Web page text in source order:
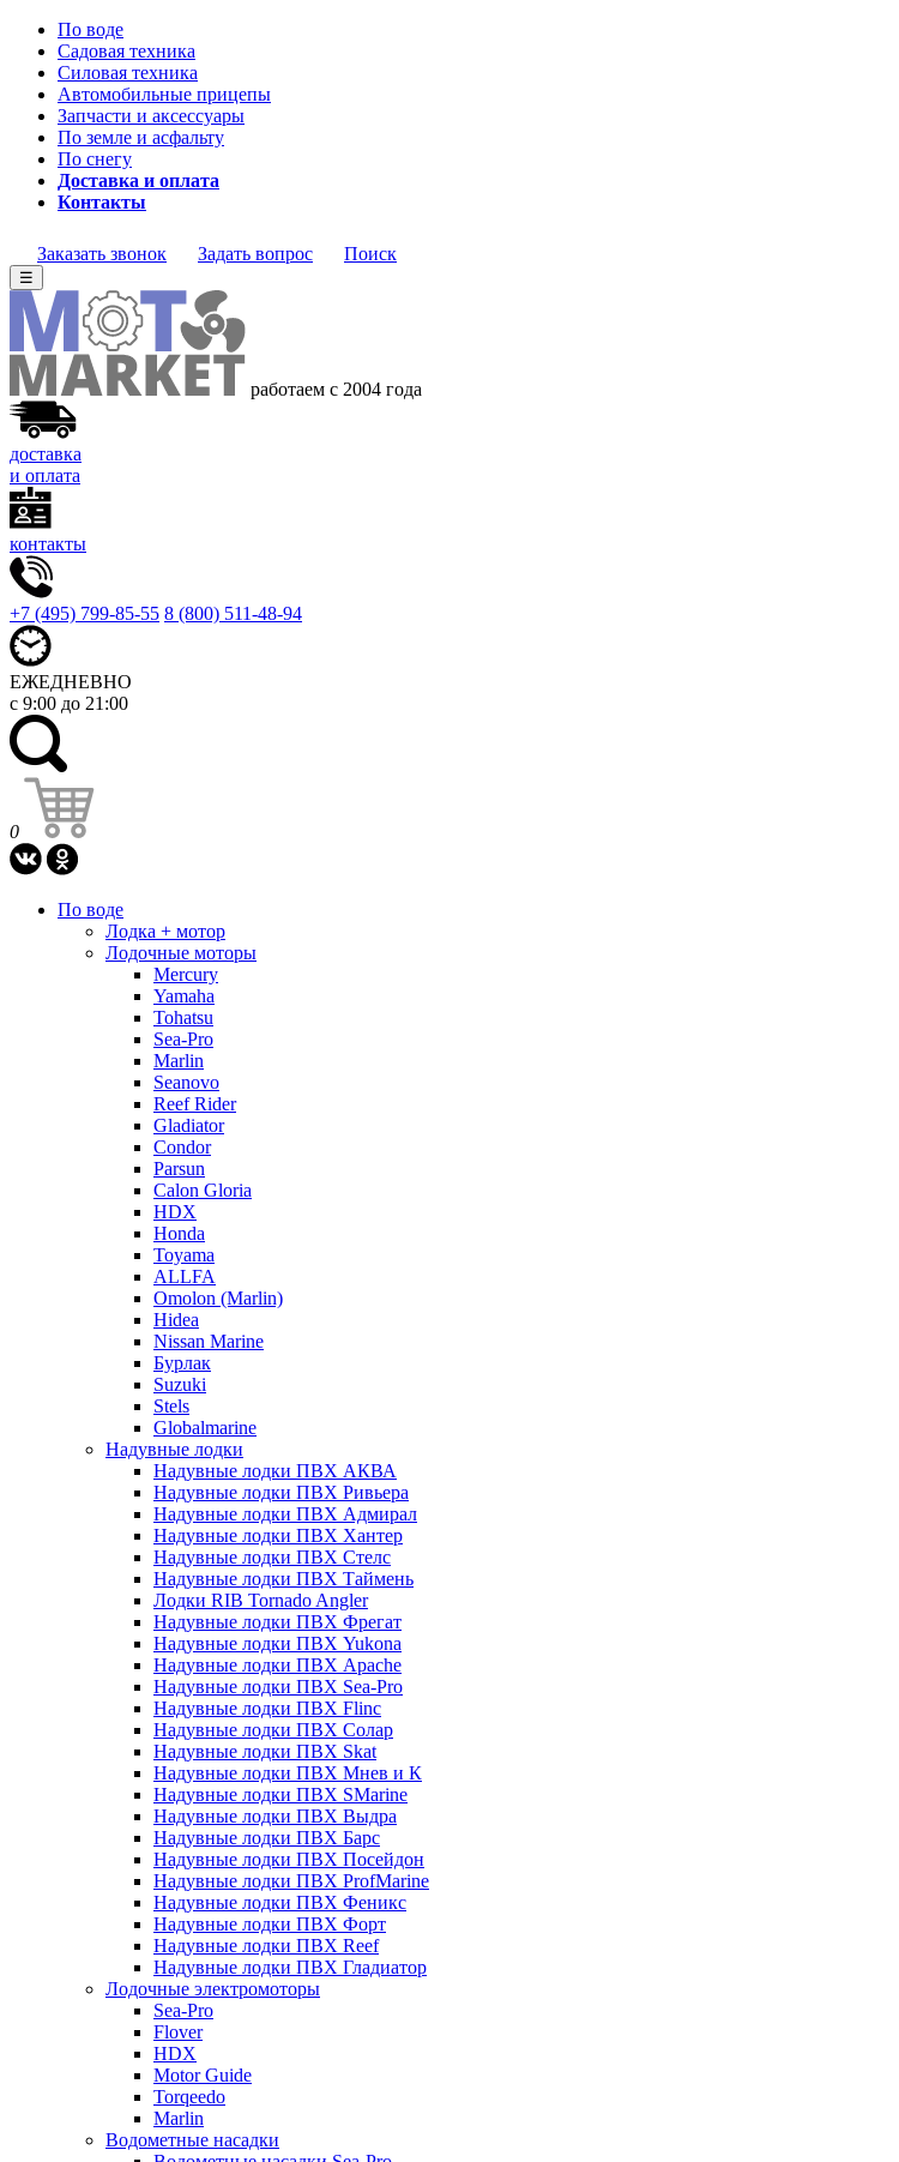
По воде
Садовая техника
Силовая техника
Автомобильные прицепы
Запчасти и аксессуары
По земле и асфальту
По снегу
Доставка и оплата
Контакты
Заказать звонок Задать вопрос Поиск
☰
работаем с 2004 года
доставка
и оплата
контакты
+7 (495) 799-85-55 8 (800) 511-48-94
ЕЖЕДНЕВНО
с 9:00 до 21:00
0
По воде
Лодка + мотор
Лодочные моторы
Mercury
Yamaha
Tohatsu
Sea-Pro
Marlin
Seanovo
Reef Rider
Gladiator
Condor
Parsun
Calon Gloria
HDX
Honda
Toyama
ALLFA
Omolon (Marlin)
Hidea
Nissan Marine
Бурлак
Suzuki
Stels
Globalmarine
Надувные лодки
Надувные лодки ПВХ АКВА
Надувные лодки ПВХ Ривьера
Надувные лодки ПВХ Адмирал
Надувные лодки ПВХ Хантер
Надувные лодки ПВХ Стелс
Надувные лодки ПВХ Таймень
Лодки RIB Tornado Angler
Надувные лодки ПВХ Фрегат
Надувные лодки ПВХ Yukona
Надувные лодки ПВХ Apache
Надувные лодки ПВХ Sea-Pro
Надувные лодки ПВХ Flinc
Надувные лодки ПВХ Солар
Надувные лодки ПВХ Skat
Надувные лодки ПВХ Мнев и К
Надувные лодки ПВХ SMarine
Надувные лодки ПВХ Выдра
Надувные лодки ПВХ Барс
Надувные лодки ПВХ Посейдон
Надувные лодки ПВХ ProfMarine
Надувные лодки ПВХ Феникс
Надувные лодки ПВХ Форт
Надувные лодки ПВХ Reef
Надувные лодки ПВХ Гладиатор
Лодочные электромоторы
Sea-Pro
Flover
HDX
Motor Guide
Torqeedo
Marlin
Водометные насадки